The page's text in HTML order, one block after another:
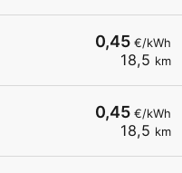
0,45 €/kWh
18,5 km
0,45 €/kWh
18,5 km